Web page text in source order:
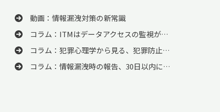
動画：情報漏洩対策の新常識
コラム：ITMはデータアクセスの監視が…
コラム：犯罪心理学から見る、犯罪防止…
コラム：情報漏洩時の報告、30日以内に…